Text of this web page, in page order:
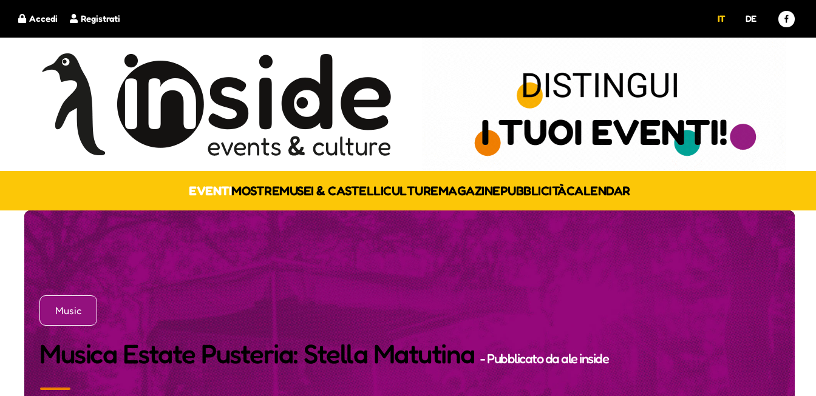
Registrati
Accedi IT DE
EVENTIMOSTREMUSEI & CASTELLICULTUREMAGAZINEPUBBLICITÀCALENDAR
Music
Musica Estate Pusteria: Stella Matutina- Pubblicato daale inside